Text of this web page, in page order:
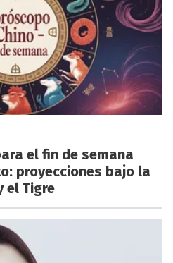
el fin de semana
proyecciones bajo la
el Tigre